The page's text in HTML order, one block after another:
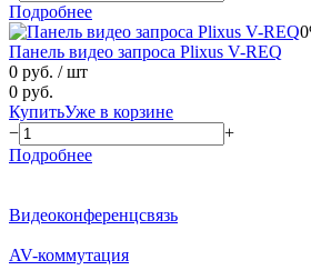
Подробнее
Панель видео запроса Plixus V-REQ
0 руб. / шт
0 руб.
КупитьУже в корзине
−
+
Подробнее
Видеоконференцсвязь
AV-коммутация